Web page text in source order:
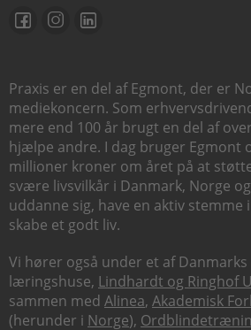
Praxis er en del af Egmont, der er
mediekoncern. Som
mere end 100 år brugt en del af
hjælpe andre. I dag bruger Egmont
millioner kroner om året på at
svære livsvilkår i Danmark, Norge
uddanne sig, have en aktiv stemme
skabe et godt liv.
Vi hører også under et af
læringshuse, Lindhardt og Ringhof
sammen med Alinea, Akademisk
(herunder i Norge),